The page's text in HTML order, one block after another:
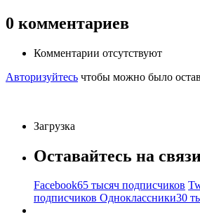
0 комментариев
Комментарии отсутствуют
Авторизуйтесь чтобы можно было
Загрузка
Оставайтесь на
Facebook65 тысяч подписчиков
подписчиков Одноклассники30